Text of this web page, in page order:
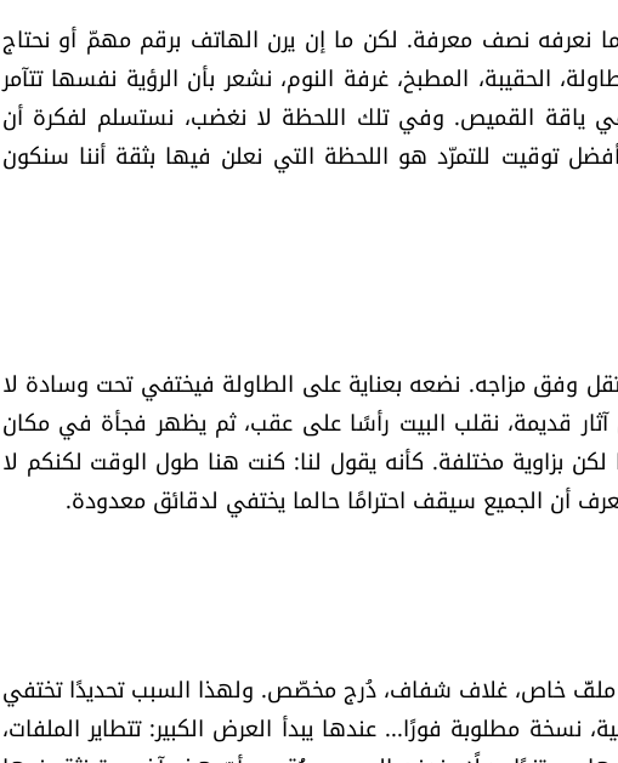
نعرفه نصف معرفة. لكن ما إن يرن الهاتف برقم مهمّ أو نحتاج
الحقيبة، المطبخ، غرفة النوم، نشعر بأن الرؤية نفسها تتآمر
ياقة القميص. وفي تلك اللحظة لا نغضب، نستسلم لفكرة أن
أفضل توقيت للتمرّد هو اللحظة التي نعلن فيها بثقة أننا سنكون
وفق مزاجه. نضعه بعناية على الطاولة فيختفي تحت وسادة لا
آثار قديمة، نقلب البيت رأسًا على عقب، ثم يظهر فجأة في مكان
بزاوية مختلفة. كأنه يقول لنا: كنت هنا طول الوقت لكنكم لا
أن الجميع سيقف احترامًا حالما يختفي لدقائق معدودة.
ملفّ خاص، غلاف شفاف، دُرج مخصّص. ولهذا السبب تحديدًا تختفي
مطلوبة فورًا... عندها يبدأ العرض الكبير: تتطاير الملفات،